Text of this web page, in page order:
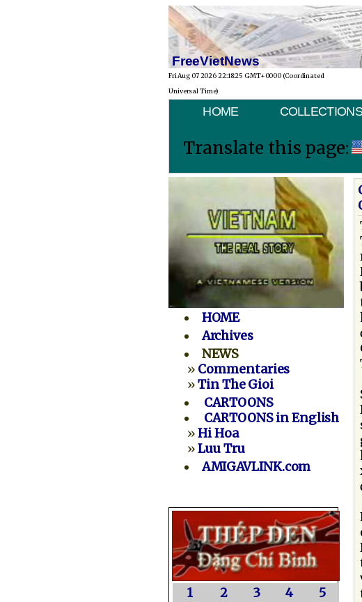
FreeVietNews
Fri Aug 07 2026 22:18:25 GMT+0000 (Coordinated
Universal Time)
HOME COLLECTIONS
Translate this page:
HOME
Archives
NEWS
» Commentaries
»Tin The Gioi
CARTOONS
CARTOONS in English
»Hi Hoa
»Luu Tru
AMIGAVLINK.com
1 2 3 4
5